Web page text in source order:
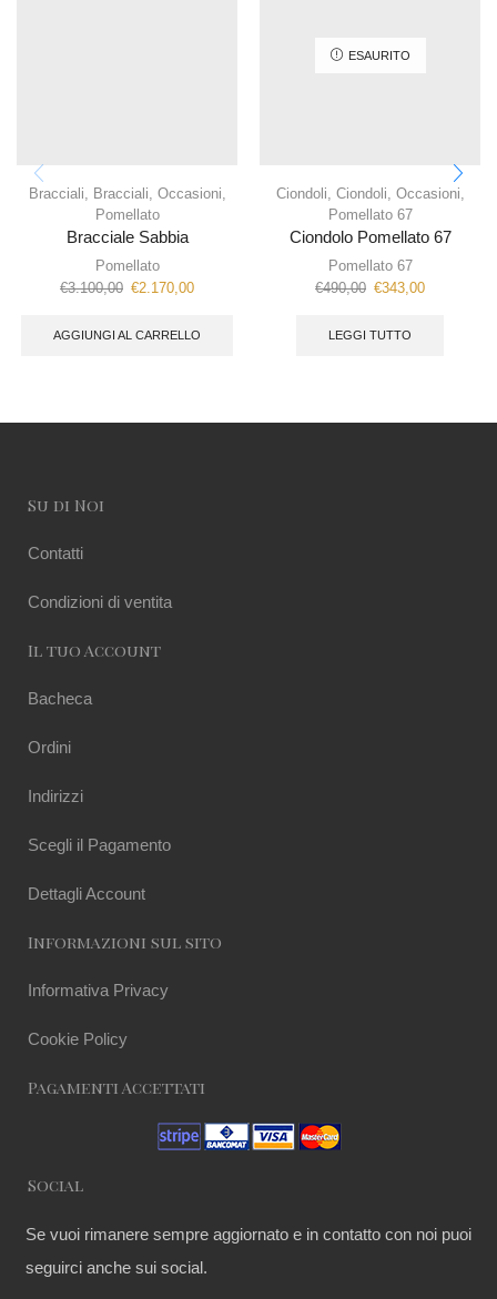
Bracciali Bracciali Occasioni
Pomellato
Bracciale Sabbia
Pomellato
€3.100,00 €2.170,00
AGGIUNGI AL CARRELLO
ESAURITO
Ciondoli Ciondoli Occasioni
Pomellato 67
Ciondolo Pomellato 67
Pomellato 67
€490,00 €343,00
LEGGI TUTTO
Su di Noi
Contatti
Condizioni di ventita
Il tuo Account
Bacheca
Ordini
Indirizzi
Scegli il Pagamento
Dettagli Account
Informazioni sul sito
Informativa Privacy
Cookie Policy
Pagamenti Accettati
Social
Se vuoi rimanere sempre aggiornato e in contatto con noi puoi
seguirci anche sui social.